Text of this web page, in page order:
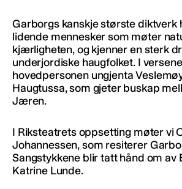
Garborgs kanskje største diktverk
lidende mennesker som møter
kjærligheten, og kjenner en sterk
underjordiske haugfolket. I
hovedpersonen ungjenta
Haugtussa, som gjeter buskap
Jæren.
I Riksteatrets oppsetting møter vi
Johannessen, som resiterer
Sangstykkene blir tatt hånd om av
Katrine Lunde.